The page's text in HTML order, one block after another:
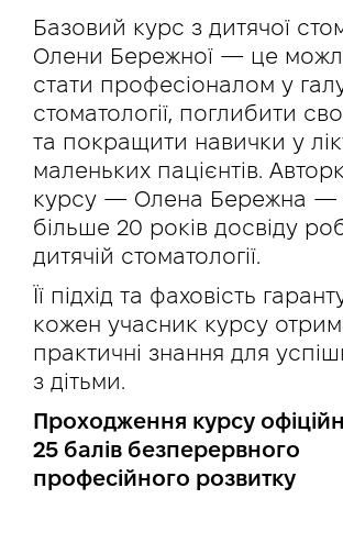
Базовий курс з дитячої
Олени Бережної — це
стати професіоналом у
стоматології, поглибити
та покращити навички у
маленьких пацієнтів.
курсу — Олена Бережна —
більше 20 років досвіду
дитячій стоматології.
Її підхід та фаховість
кожен учасник курсу
практичні знання для
з дітьми.
Проходження курсу
25 балів безперервного
професійного розвитку